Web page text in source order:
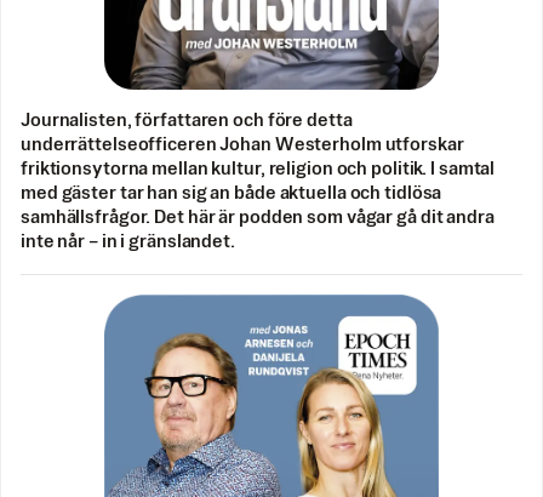
Journalisten, författaren och före detta
underrättelseofficeren Johan Westerholm utforskar
friktionsytorna mellan kultur, religion och politik. I samtal
med gäster tar han sig an både aktuella och tidlösa
samhällsfrågor. Det här är podden som vågar gå dit andra
inte når – in i gränslandet.